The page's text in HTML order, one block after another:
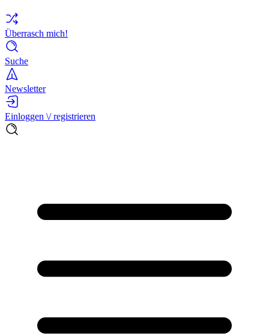
Überrasch mich!
Suche
Newsletter
Einloggen \/ registrieren